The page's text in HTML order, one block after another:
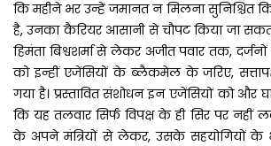
कि महीने भर उन्हें जमानत न मिलना सुनिश्चित
है, उनका कैरियर आसानी से चौपट किया जा
हिमंता बिश्वशर्मा से लेकर अजीत पवार तक,
को इन्हीं एजेंसियों के ब्लैकमेल के जरिए,
गया है। प्रस्तावित संशोधन इन एजेंसियों को और
कि यह तलवार सिर्फ विपक्ष के ही सिर पर नहीं
के अपने मंत्रियों से लेकर, उसके सहयोगियों के